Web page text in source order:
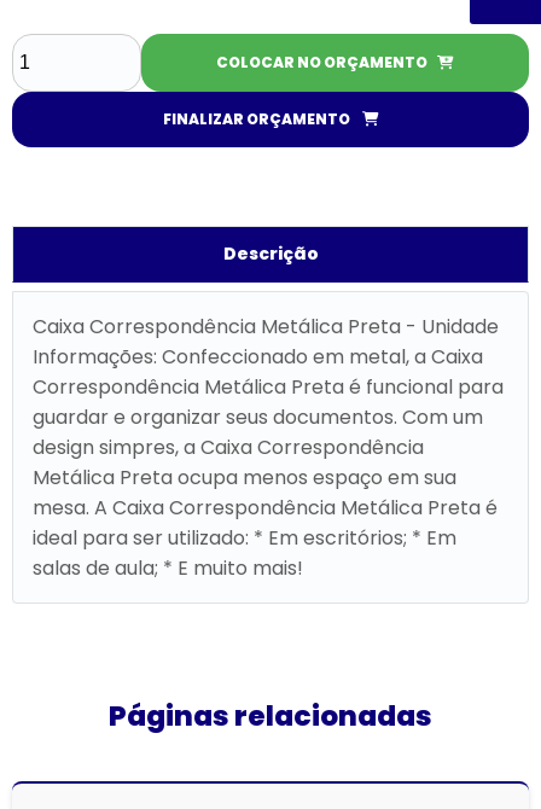
COLOCAR NO ORÇAMENTO
FINALIZAR ORÇAMENTO
Descrição
Caixa Correspondência Metálica Preta - Unidade
Informações: Confeccionado em metal, a Caixa
Correspondência Metálica Preta é funcional para
guardar e organizar seus documentos. Com um
design simpres, a Caixa Correspondência
Metálica Preta ocupa menos espaço em sua
mesa. A Caixa Correspondência Metálica Preta é
ideal para ser utilizado: * Em escritórios; * Em
salas de aula; * E muito mais!
Páginas relacionadas